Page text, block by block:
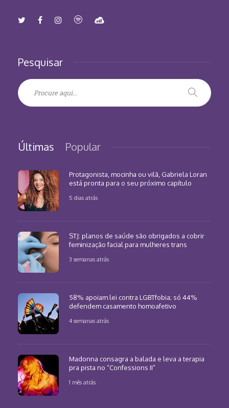
Pesquisar
Últimas Popular
Protagonista, mocinha ou vilã, Gabriela Loran
está pronta para o seu próximo capítulo
5 dias atrás
STJ: planos de saúde são obrigados a cobrir
feminização facial para mulheres trans
3 semanas atrás
58% apoiam lei contra LGBTfobia; só 44%
defendem casamento homoafetivo
4 semanas atrás
Madonna consagra a balada e leva a terapia
pra pista no “Confessions II”
1 mês atrás